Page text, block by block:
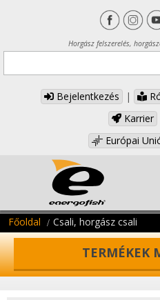
Horgász felszerelés,
Bejelentkezés |
Karrier
Európai
Főoldal Csali, horgász csali
TERMÉKEK